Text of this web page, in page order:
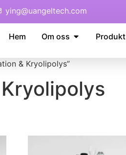
ying@uangeltech.com
Hem Om oss Produkt
& Kryolipolys”